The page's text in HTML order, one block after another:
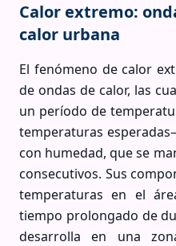
Calor extremo:
calor urbana
El fenómeno de calor
de ondas de calor, las
un período de
temperaturas
con humedad, que se
consecutivos. Sus
temperaturas en el
tiempo prolongado de
desarrolla en una